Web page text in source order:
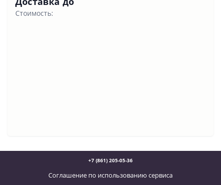
Стоимость:
+7 (861) 205-05-36
Соглашение по использованию сервиса